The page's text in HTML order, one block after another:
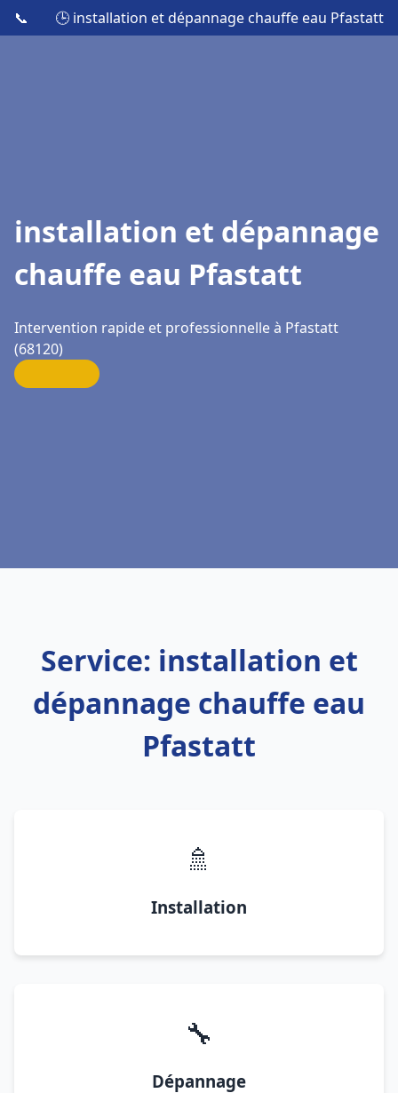
📞 🕒 installation et dépannage chauffe eau Pfastatt
installation et dépannage
chauffe eau Pfastatt
Intervention rapide et professionnelle à Pfastatt
(68120)
Service: installation et
dépannage chauffe eau
Pfastatt
🚿
Installation
🔧
Dépannage